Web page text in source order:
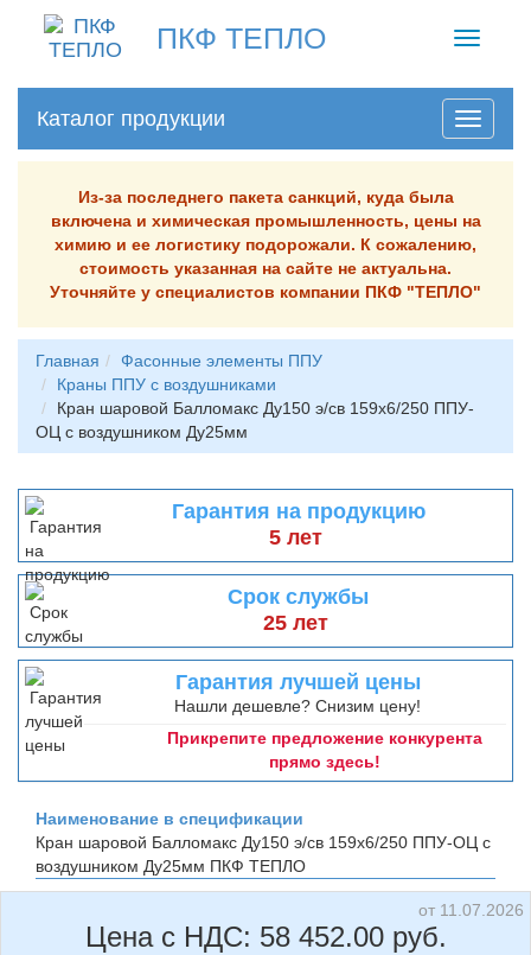
ПКФ ТЕПЛО
Toggle
Каталог продукции
Из-за последнего пакета санкций, куда была
включена и химическая промышленность, цены на
химию и ее логистику подорожали. К сожалению,
стоимость указанная на сайте не актуальна.
Уточняйте у специалистов компании ПКФ "ТЕПЛО"
Главная
Фасонные элементы ППУ
Краны ППУ с воздушниками
Кран шаровой Балломакс Ду150 э/св 159х6/250 ППУ-
ОЦ с воздушником Ду25мм
Гарантия на продукцию
5 лет
Срок службы
25 лет
Гарантия лучшей цены
Нашли дешевле? Снизим цену!
Прикрепите предложение конкурента
прямо здесь!
Наименование в спецификации
Кран шаровой Балломакс Ду150 э/св 159х6/250 ППУ-ОЦ с
воздушником Ду25мм ПКФ ТЕПЛО
от 11.07.2026
Цена с НДС: 58 452.00руб.